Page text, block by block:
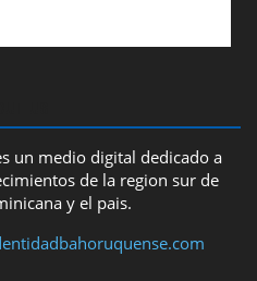
un medio digital dedicado a
de la region sur de
y el pais.